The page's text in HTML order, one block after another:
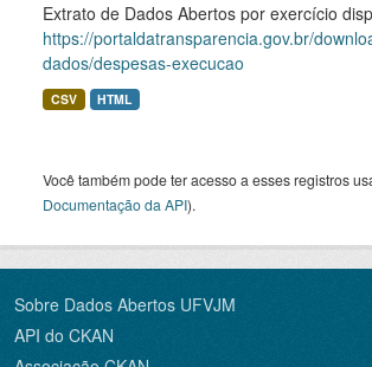
Extrato de Dados Abertos por exercício
https://portaldatransparencia.gov.br/
dados/despesas-execucao
CSV HTML
Você também pode ter acesso a esses registros
Documentação da API).
Sobre Dados Abertos UFVJM
API do CKAN